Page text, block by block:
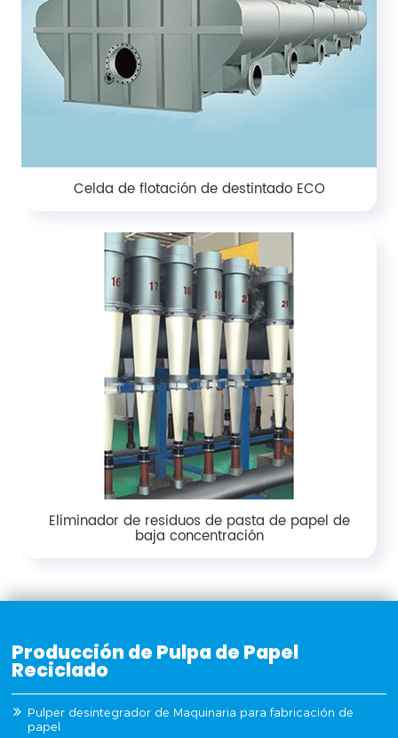
Celda de flotación de destintado ECO
Eliminador de residuos de pasta de papel de
baja concentración
Producción de Pulpa de Papel
Reciclado
Pulper desintegrador de Maquinaria para fabricación de
papel